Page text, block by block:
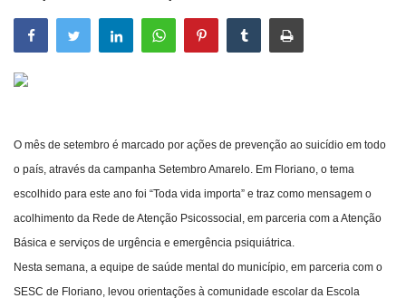
Notícias
Vídeos
Contato
O mês de setembro é marcado por ações de prevenção ao suicídio em todo
o país, através da campanha Setembro Amarelo. Em Floriano, o tema
escolhido para este ano foi “Toda vida importa” e traz como mensagem o
acolhimento da Rede de Atenção Psicossocial, em parceria com a Atenção
Básica e serviços de urgência e emergência psiquiátrica.
Nesta semana, a equipe de saúde mental do município, em parceria com o
SESC de Floriano, levou orientações à comunidade escolar da Escola